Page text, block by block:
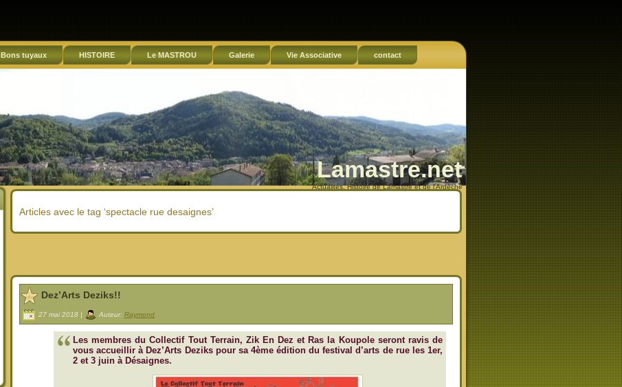
Bons tuyaux HISTOIRE Le MASTROU Galerie Vie Associative contact
Lamastre.net
Actualités, Histoire de Lamastre et de l'Ardèche
Articles avec le tag ‘spectacle rue desaignes’
Dez’Arts Deziks!!
27 mai 2018 | Auteur: Raymond
Les membres du Collectif Tout Terrain, Zik En Dez et Ras la Koupole seront ravis de
vous accueillir à Dez’Arts Deziks pour sa 4ème édition du festival d’arts de rue les 1er,
2 et 3 juin à Désaignes.